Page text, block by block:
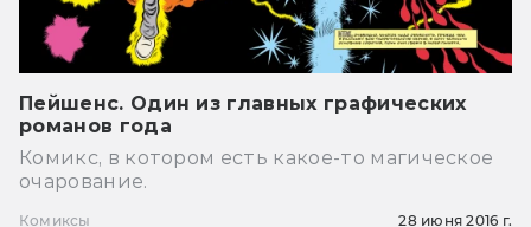
Пейшенс. Один из главных графических
романов года
Комикс, в котором есть какое-то магическое
очарование.
Комиксы 28 июня 2016 г.